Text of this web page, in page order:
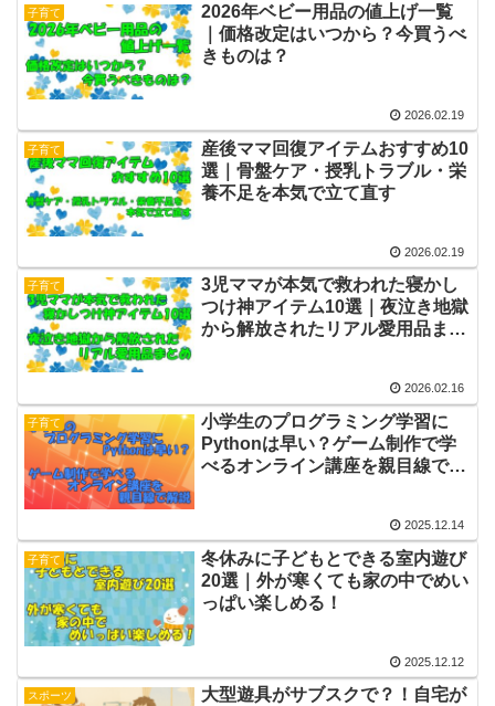
子育て
2026年ベビー用品の値上げ一覧
｜価格改定はいつから？今買うべ
きものは？
2026.02.19
子育て
産後ママ回復アイテムおすすめ10
選｜骨盤ケア・授乳トラブル・栄
養不足を本気で立て直す
2026.02.19
子育て
3児ママが本気で救われた寝かし
つけ神アイテム10選｜夜泣き地獄
から解放されたリアル愛用品まと
2026.02.16
子育て
小学生のプログラミング学習に
Pythonは早い？ゲーム制作で学
べるオンライン講座を親目線で解
2025.12.14
子育て
冬休みに子どもとできる室内遊び
20選｜外が寒くても家の中でめい
っぱい楽しめる！
2025.12.12
スポーツ
大型遊具がサブスクで？！自宅が